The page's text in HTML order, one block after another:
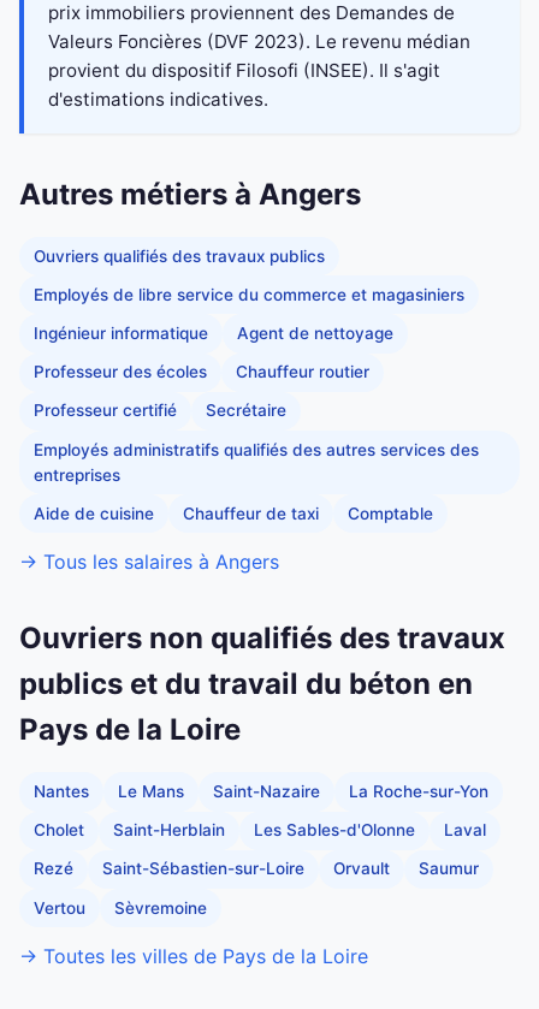
prix immobiliers proviennent des Demandes de
Valeurs Foncières (DVF 2023). Le revenu médian
provient du dispositif Filosofi (INSEE). Il s'agit
d'estimations indicatives.
Autres métiers à Angers
Ouvriers qualifiés des travaux publics
Employés de libre service du commerce et magasiniers
Ingénieur informatique Agent de nettoyage
Professeur des écoles Chauffeur routier
Professeur certifié Secrétaire
Employés administratifs qualifiés des autres services des
entreprises
Aide de cuisine Chauffeur de taxi Comptable
→ Tous les salaires à Angers
Ouvriers non qualifiés des travaux
publics et du travail du béton en
Pays de la Loire
Nantes Le Mans Saint-Nazaire La Roche-sur-Yon
Cholet Saint-Herblain Les Sables-d'Olonne Laval
Rezé Saint-Sébastien-sur-Loire Orvault Saumur
Vertou Sèvremoine
→ Toutes les villes de Pays de la Loire